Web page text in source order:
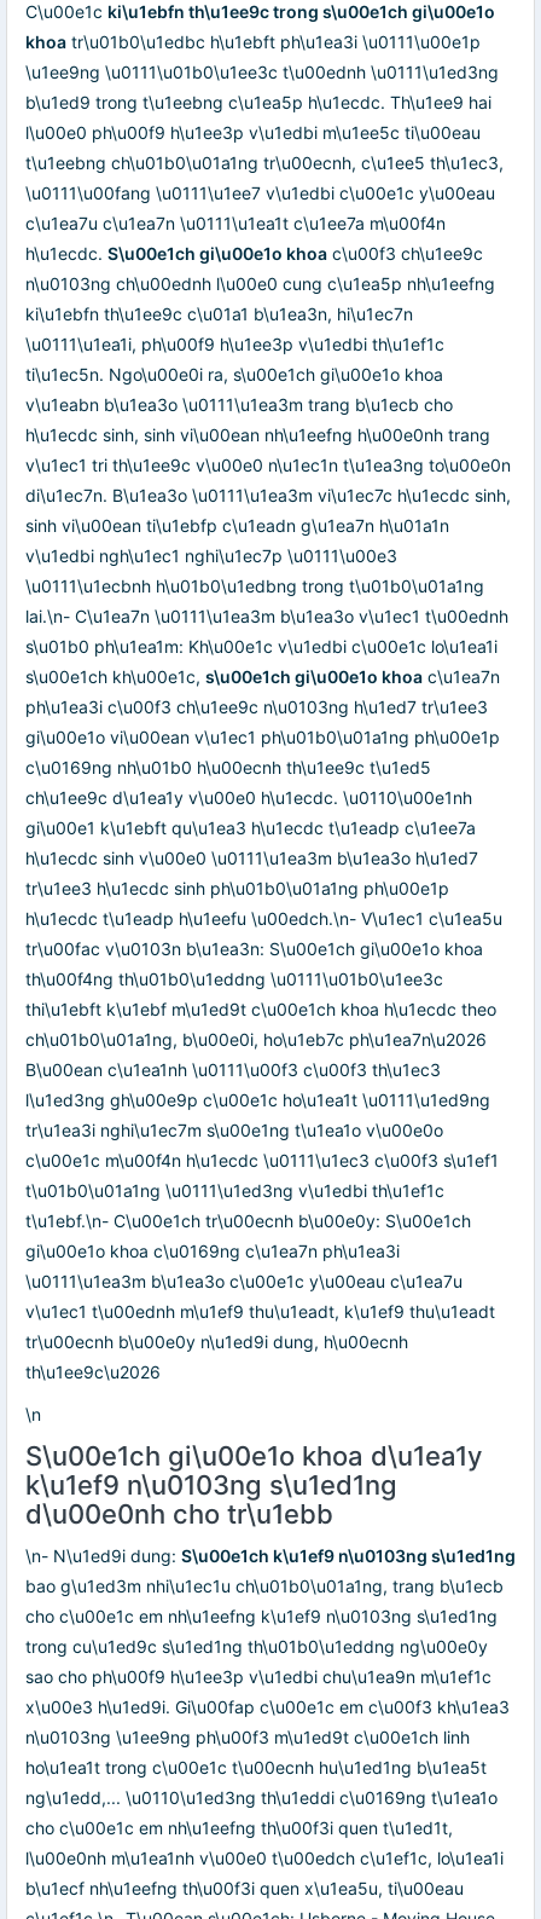
C\u00e1c ki\u1ebfn th\u1ee9c trong s\u00e1ch gi\u00e1o
khoa tr\u01b0\u1edbc h\u1ebft ph\u1ea3i \u0111\u00e1p
\u1ee9ng \u0111\u01b0\u1ee3c t\u00ednh \u0111\u1ed3ng
b\u1ed9 trong t\u1eebng c\u1ea5p h\u1ecdc. Th\u1ee9 hai
l\u00e0 ph\u00f9 h\u1ee3p v\u1edbi m\u1ee5c ti\u00eau
t\u1eebng ch\u01b0\u01a1ng tr\u00ecnh, c\u1ee5 th\u1ec3,
\u0111\u00fang \u0111\u1ee7 v\u1edbi c\u00e1c y\u00eau
c\u1ea7u c\u1ea7n \u0111\u1ea1t c\u1ee7a m\u00f4n
h\u1ecdc. S\u00e1ch gi\u00e1o khoa c\u00f3 ch\u1ee9c
n\u0103ng ch\u00ednh l\u00e0 cung c\u1ea5p nh\u1eefng
ki\u1ebfn th\u1ee9c c\u01a1 b\u1ea3n, hi\u1ec7n
\u0111\u1ea1i, ph\u00f9 h\u1ee3p v\u1edbi th\u1ef1c
ti\u1ec5n. Ngo\u00e0i ra, s\u00e1ch gi\u00e1o khoa
v\u1eabn b\u1ea3o \u0111\u1ea3m trang b\u1ecb cho
h\u1ecdc sinh, sinh vi\u00ean nh\u1eefng h\u00e0nh trang
v\u1ec1 tri th\u1ee9c v\u00e0 n\u1ec1n t\u1ea3ng to\u00e0n
di\u1ec7n. B\u1ea3o \u0111\u1ea3m vi\u1ec7c h\u1ecdc sinh,
sinh vi\u00ean ti\u1ebfp c\u1eadn g\u1ea7n h\u01a1n
v\u1edbi ngh\u1ec1 nghi\u1ec7p \u0111\u00e3
\u0111\u1ecbnh h\u01b0\u1edbng trong t\u01b0\u01a1ng
lai.\n- C\u1ea7n \u0111\u1ea3m b\u1ea3o v\u1ec1 t\u00ednh
s\u01b0 ph\u1ea1m: Kh\u00e1c v\u1edbi c\u00e1c lo\u1ea1i
s\u00e1ch kh\u00e1c, s\u00e1ch gi\u00e1o khoa c\u1ea7n
ph\u1ea3i c\u00f3 ch\u1ee9c n\u0103ng h\u1ed7 tr\u1ee3
gi\u00e1o vi\u00ean v\u1ec1 ph\u01b0\u01a1ng ph\u00e1p
c\u0169ng nh\u01b0 h\u00ecnh th\u1ee9c t\u1ed5
ch\u1ee9c d\u1ea1y v\u00e0 h\u1ecdc. \u0110\u00e1nh
gi\u00e1 k\u1ebft qu\u1ea3 h\u1ecdc t\u1eadp c\u1ee7a
h\u1ecdc sinh v\u00e0 \u0111\u1ea3m b\u1ea3o h\u1ed7
tr\u1ee3 h\u1ecdc sinh ph\u01b0\u01a1ng ph\u00e1p
h\u1ecdc t\u1eadp h\u1eefu \u00edch.\n- V\u1ec1 c\u1ea5u
tr\u00fac v\u0103n b\u1ea3n: S\u00e1ch gi\u00e1o khoa
th\u00f4ng th\u01b0\u1eddng \u0111\u01b0\u1ee3c
thi\u1ebft k\u1ebf m\u1ed9t c\u00e1ch khoa h\u1ecdc theo
ch\u01b0\u01a1ng, b\u00e0i, ho\u1eb7c ph\u1ea7n\u2026
B\u00ean c\u1ea1nh \u0111\u00f3 c\u00f3 th\u1ec3
l\u1ed3ng gh\u00e9p c\u00e1c ho\u1ea1t \u0111\u1ed9ng
tr\u1ea3i nghi\u1ec7m s\u00e1ng t\u1ea1o v\u00e0o
c\u00e1c m\u00f4n h\u1ecdc \u0111\u1ec3 c\u00f3 s\u1ef1
t\u01b0\u01a1ng \u0111\u1ed3ng v\u1edbi th\u1ef1c
t\u1ebf.\n- C\u00e1ch tr\u00ecnh b\u00e0y: S\u00e1ch
gi\u00e1o khoa c\u0169ng c\u1ea7n ph\u1ea3i
\u0111\u1ea3m b\u1ea3o c\u00e1c y\u00eau c\u1ea7u
v\u1ec1 t\u00ednh m\u1ef9 thu\u1eadt, k\u1ef9 thu\u1eadt
tr\u00ecnh b\u00e0y n\u1ed9i dung, h\u00ecnh
th\u1ee9c\u2026
\n
S\u00e1ch gi\u00e1o khoa d\u1ea1y
k\u1ef9 n\u0103ng s\u1ed1ng
d\u00e0nh cho tr\u1ebb
\n- N\u1ed9i dung: S\u00e1ch k\u1ef9 n\u0103ng s\u1ed1ng
bao g\u1ed3m nhi\u1ec1u ch\u01b0\u01a1ng, trang b\u1ecb
cho c\u00e1c em nh\u1eefng k\u1ef9 n\u0103ng s\u1ed1ng
trong cu\u1ed9c s\u1ed1ng th\u01b0\u1eddng ng\u00e0y
sao cho ph\u00f9 h\u1ee3p v\u1edbi chu\u1ea9n m\u1ef1c
x\u00e3 h\u1ed9i. Gi\u00fap c\u00e1c em c\u00f3 kh\u1ea3
n\u0103ng \u1ee9ng ph\u00f3 m\u1ed9t c\u00e1ch linh
ho\u1ea1t trong c\u00e1c t\u00ecnh hu\u1ed1ng b\u1ea5t
ng\u1edd,... \u0110\u1ed3ng th\u1eddi c\u0169ng t\u1ea1o
cho c\u00e1c em nh\u1eefng th\u00f3i quen t\u1ed1t,
l\u00e0nh m\u1ea1nh v\u00e0 t\u00edch c\u1ef1c, lo\u1ea1i
b\u1ecf nh\u1eefng th\u00f3i quen x\u1ea5u, ti\u00eau